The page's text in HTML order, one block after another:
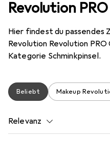
Revolution
Hier findest du passendes
Revolution Revolution
Kategorie Schminkpinsel.
Beliebt Makeup
Relevanz